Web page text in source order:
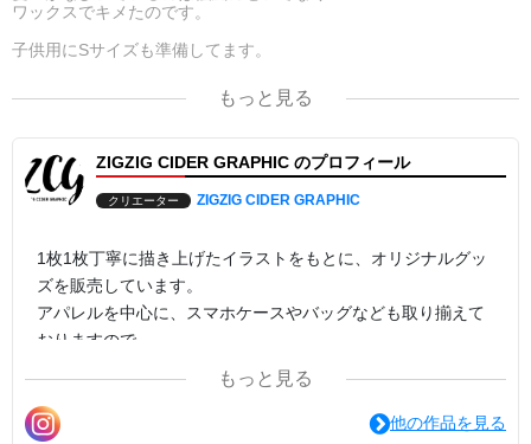
ワックスでキメたのです。
子供用にSサイズも準備してます。
適度なリブ幅がシンプルながら着こなしのエッセンスに。
す。
もっと見る
ZIGZIG CIDER GRAPHIC のプロフィール
クリエーター ZIGZIG CIDER GRAPHIC
1枚1枚丁寧に描き上げたイラストをもとに、オリジナルグッ
ズを販売しています。
アパレルを中心に、スマホケースやバッグなども取り揃えて
おりますので、
「○○のイラストで○○を作って欲しい」などのご要望も出来る
範囲でお受けいたしますので、気軽にお問合せください。
もっと見る
他の作品を見る